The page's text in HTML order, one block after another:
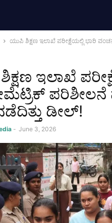
ಯುಪಿ ಶಿಕ್ಷಣ ಇಲಾಖೆ ಪರೀಕ್ಷೆಯಲ್ಲಿ ಭಾರಿ
ಇಲಾಖೆ
ಪರಿಶೀಲನೆ
ನಡೆದಿತ್ತು ಡೀಲ್!
- June 3, 2026